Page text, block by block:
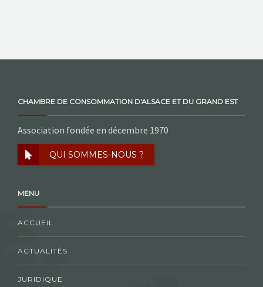
CHAMBRE DE CONSOMMATION D'ALSACE ET DU GRAND EST
Association fondée en décembre 1970
QUI SOMMES-NOUS ?
MENU
ACCUEIL
ACTUALITÉS
JURIDIQUE